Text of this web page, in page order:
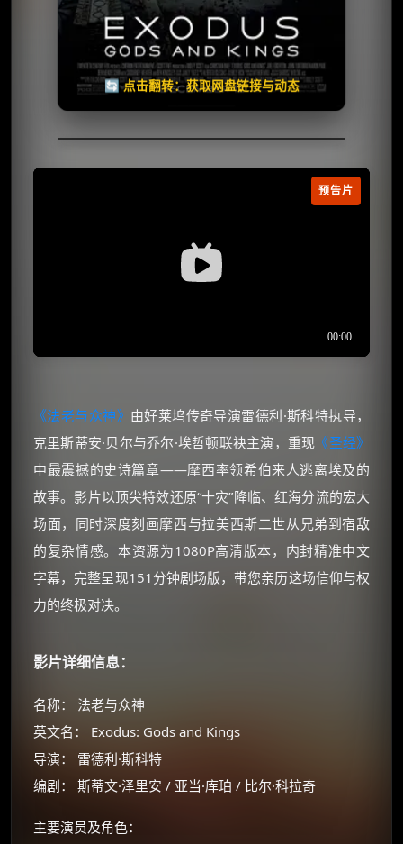
🔄 点击翻转：获取网盘链接与动态
失效请反馈
🧧️
天天领红包
预告片
《法老与众神》 由好莱坞传奇导演雷德利·斯科特执导，
克里斯蒂安·贝尔与乔尔·埃哲顿联袂主演，重现 《圣经》
中最震撼的史诗篇章——摩西率领希伯来人逃离埃及的
故事。影片以顶尖特效还原“十灾”降临、红海分流的宏大
场面，同时深度刻画摩西与拉美西斯二世从兄弟到宿敌
的复杂情感。本资源为1080P高清版本，内封精准中文
字幕，完整呈现151分钟剧场版，带您亲历这场信仰与权
力的终极对决。
影片详细信息：
名称： 法老与众神
英文名： Exodus: Gods and Kings
导演： 雷德利·斯科特
编剧： 斯蒂文·泽里安 / 亚当·库珀 / 比尔·科拉奇
主要演员及角色：